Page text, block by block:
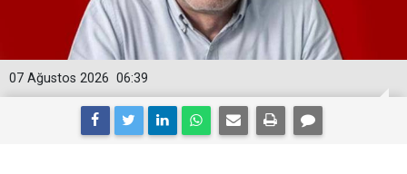
06:39
07 Ağustos 2026